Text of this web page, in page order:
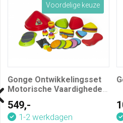
Voordelige keuze
Gonge Ontwikkelingsset
Motorische Vaardigheden,
10-delig
549,-
1-2 werkdagen